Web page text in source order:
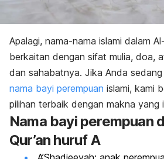
W
Z
Apalagi, nama-nama islami dalam
berkaitan dengan sifat mulia, doa,
dan sahabatnya. Jika Anda sedang
nama bayi perempuan islami, kami
pilihan terbaik dengan makna yang
Nama bayi perempuan
Qur’an huruf A